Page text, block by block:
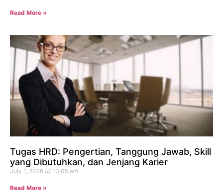
Read More »
Tugas HRD: Pengertian, Tanggung Jawab, Skill
yang Dibutuhkan, dan Jenjang Karier
July 1, 2026 10:05 am
Read More »